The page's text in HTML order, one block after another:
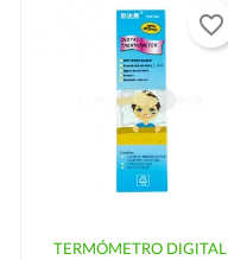
TERMÓMETRO DIGITAL
favorite_border